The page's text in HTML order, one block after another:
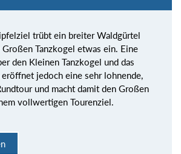
trübt ein breiter Waldgürtel
Tanzkogel etwas ein. Eine
den Kleinen Tanzkogel und das
jedoch eine sehr lohnende,
und macht damit den Großen
vollwertigen Tourenziel.